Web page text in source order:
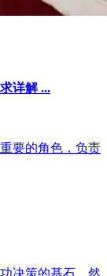
详解 ...
要的角色，负责